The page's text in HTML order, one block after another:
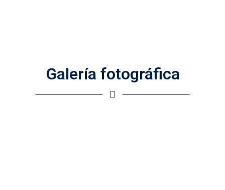
Galería fotográfica